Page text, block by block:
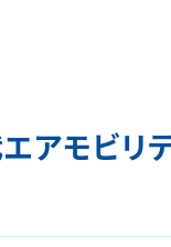
モビリ